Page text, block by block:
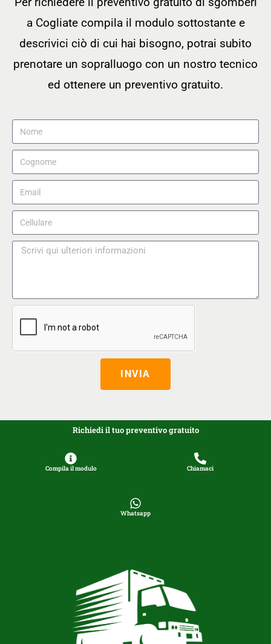
a Cogliate compila il modulo sottostante e
descrivici ciò di cui hai bisogno, potrai subito
prenotare un sopralluogo con un nostro tecnico
ed ottenere un preventivo gratuito.
INVIA
Richiedi il tuo preventivo gratuito
Compila il modulo Chiamaci
Whatsapp